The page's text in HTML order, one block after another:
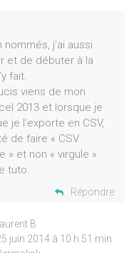
j’ai aussi
et de débuter à la
fait.
viens de mon
2013 et lorsque je
je l’exporte en CSV,
de faire « CSV
» et non « virgule »
tuto.
Répondre
Laurent B
juin 2014 à 10 h 51 min